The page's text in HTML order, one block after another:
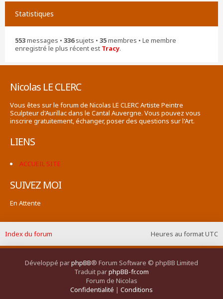
Statistiques
553messages • 336sujets • 35membres • Le membre
enregistré le plus récent est Tracy.
Nicolas LE CLERC
Vous êtes sur le forum de Nicolas LE CLERC Artiste Peintre
Sculpteur d'Aurillac dans le Cantal Auvergne. Vous pouvez vous
inscrire gratuitement, échanger, poser des questions sur l'Art.
LIENS
ACCUEIL SITE
SUIVEZ MOI
En Attente
Heures au formatUTC
Index du forum
Développé parphpBB® Forum Software © phpBB Limited
Traduit parphpBB-fr.com
Forum de Nicolas
Confidentialité | Conditions